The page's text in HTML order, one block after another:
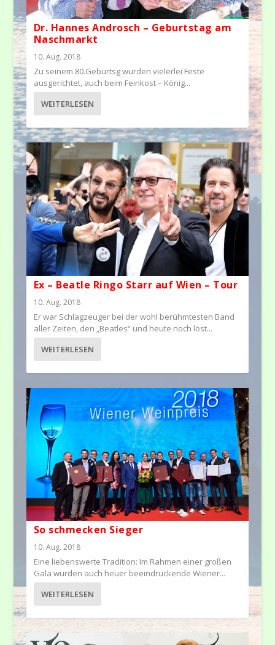
Dr. Hannes Androsch – Geburtstag am
Naschmarkt
10. Aug. 2018
Zu seinem 80.Geburtsg wurden vielerlei Feste
ausgerichtet, auch beim Feinkost – König...
WEITERLESEN
Ex – Beatle Ringo Starr auf Wien – Tour
10. Aug. 2018
Er war Schlagzeuger bei der wohl berühmtesten Band
aller Zeiten, den „Beatles“ und heute noch löst...
WEITERLESEN
So schmecken Sieger
10. Aug. 2018
Eine liebenswerte Tradition: Im Rahmen einer großen
Gala wurden auch heuer beeindruckende Wiener...
WEITERLESEN